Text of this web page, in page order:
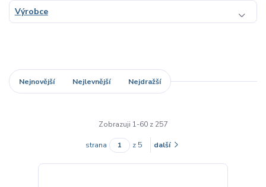
Výrobce
Nejnovější Nejlevnější Nejdražší
Zobrazuji 1-60 z 257
strana z 5 další